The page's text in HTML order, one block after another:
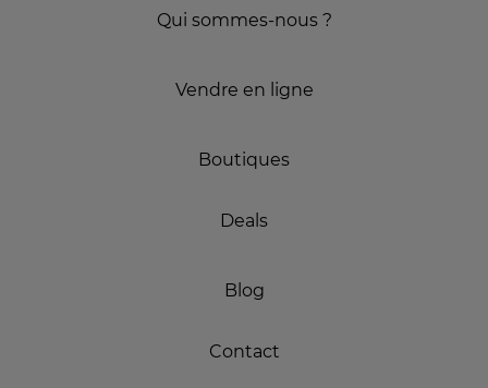
Qui sommes-nous ?
Vendre en ligne
Boutiques
Deals
Blog
Contact